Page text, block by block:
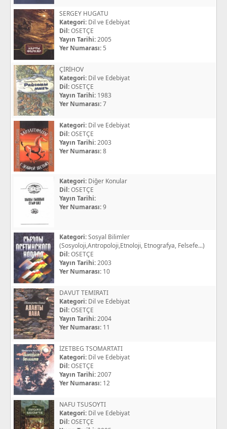
SERGEY HUGATU
Kategori: Dil ve Edebiyat
Dil:OSETÇE
Yayın Tarihi:2005
Yer Numarası: 5
ÇİRİHOV
Kategori: Dil ve Edebiyat
Dil:OSETÇE
Yayın Tarihi: 1983
Yer Numarası:7
Kategori: Dil ve Edebiyat
Dil:OSETÇE
Yayın Tarihi:2003
Yer Numarası:8
Kategori: Diğer Konular
Dil:OSETÇE
Yayın Tarihi:
Yer Numarası:9
Kategori:Sosyal Bilimler
(Sosyoloji,Antropoloji,Etnoloji, Etnografya, Felsefe...)
Dil:OSETÇE
Yayın Tarihi:2003
Yer Numarası: 10
DAVUT TEMIRATI
Kategori: Dil ve Edebiyat
Dil:OSETÇE
Yayın Tarihi:2004
Yer Numarası: 11
İZETBEG TSOMARTATI
Kategori: Dil ve Edebiyat
Dil:OSETÇE
Yayın Tarihi:2007
Yer Numarası: 12
NAFU TSUSOYTI
Kategori: Dil ve Edebiyat
Dil:OSETÇE